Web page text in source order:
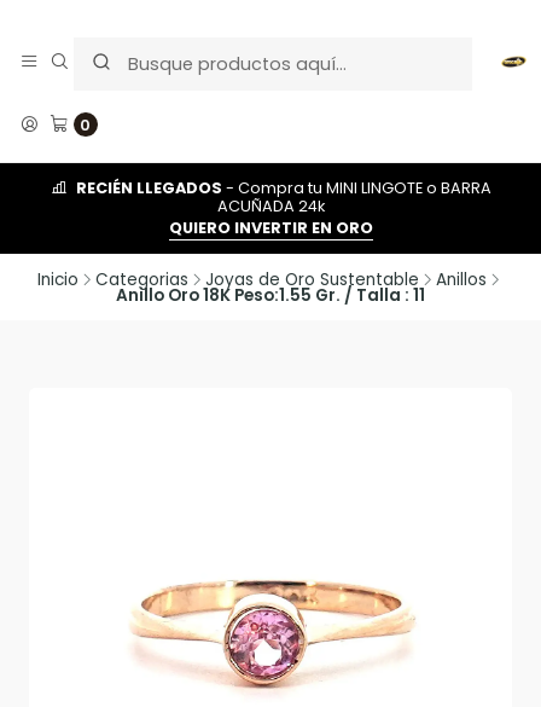
0
RECIÉN LLEGADOS - Compra tu MINI LINGOTE o BARRA
ACUÑADA 24k
QUIERO INVERTIR EN ORO
Inicio Categorias Joyas de Oro Sustentable Anillos
Anillo Oro 18K Peso:1.55 Gr. / Talla : 11